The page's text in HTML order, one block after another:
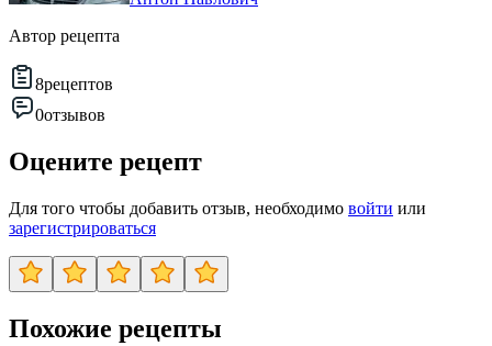
Автор рецепта
8рецептов
0отзывов
Оцените рецепт
Для того чтобы добавить отзыв, необходимо войти или
зарегистрироваться
Похожие рецепты